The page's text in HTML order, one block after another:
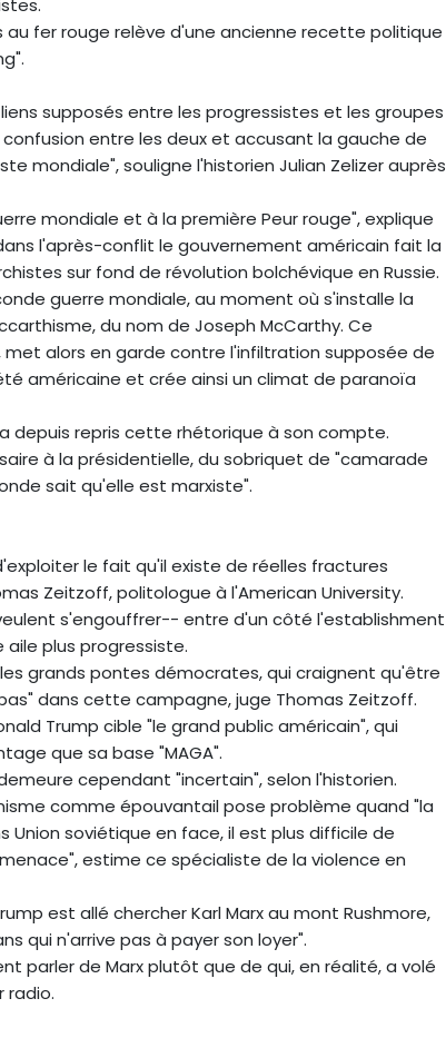
fer rouge relève d'une ancienne recette politique
supposés entre les progressistes et les groupes
entre les deux et accusant la gauche de
mondiale", souligne l'historien Julian Zelizer auprès
mondiale et à la première Peur rouge", explique
l'après-conflit le gouvernement américain fait la
sur fond de révolution bolchévique en Russie.
guerre mondiale, au moment où s'installe la
du nom de Joseph McCarthy. Ce
alors en garde contre l'infiltration supposée de
américaine et crée ainsi un climat de paranoïa
depuis repris cette rhétorique à son compte.
à la présidentielle, du sobriquet de "camarade
sait qu'elle est marxiste".
le fait qu'il existe de réelles fractures
Zeitzoff, politologue à l'American University.
s'engouffrer-- entre d'un côté l'establishment
plus progressiste.
grands pontes démocrates, qui craignent qu'être
dans cette campagne, juge Thomas Zeitzoff.
Trump cible "le grand public américain", qui
que sa base "MAGA".
cependant "incertain", selon l'historien.
comme épouvantail pose problème quand "la
Union soviétique en face, il est plus difficile de
estime ce spécialiste de la violence en
est allé chercher Karl Marx au mont Rushmore,
qui n'arrive pas à payer son loyer".
parler de Marx plutôt que de qui, en réalité, a volé
radio.